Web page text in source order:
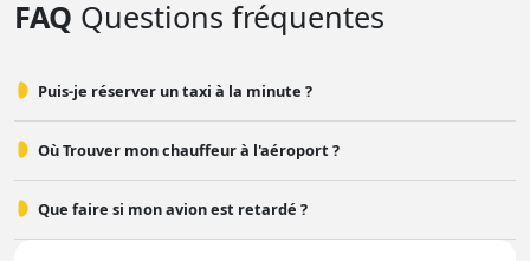
FAQ Questions fréquentes
Puis-je réserver un taxi à la minute ?
Où Trouver mon chauffeur à l'aéroport ?
Que faire si mon avion est retardé ?